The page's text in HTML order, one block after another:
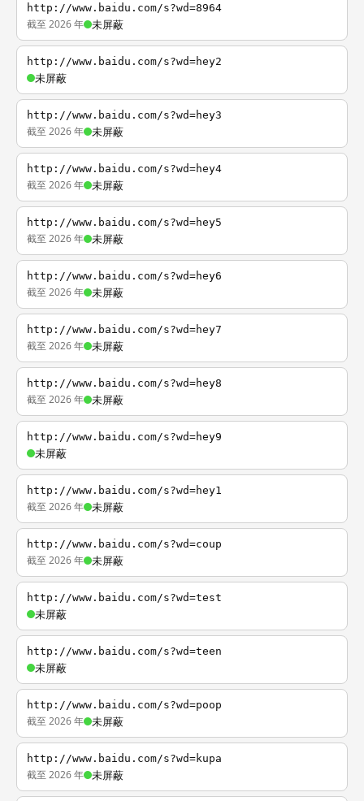
http://www.baidu.com/s?wd=8964
截至 2026 年 未屏蔽
http://www.baidu.com/s?wd=hey2
未屏蔽
http://www.baidu.com/s?wd=hey3
截至 2026 年 未屏蔽
http://www.baidu.com/s?wd=hey4
截至 2026 年 未屏蔽
http://www.baidu.com/s?wd=hey5
截至 2026 年 未屏蔽
http://www.baidu.com/s?wd=hey6
截至 2026 年 未屏蔽
http://www.baidu.com/s?wd=hey7
截至 2026 年 未屏蔽
http://www.baidu.com/s?wd=hey8
截至 2026 年 未屏蔽
http://www.baidu.com/s?wd=hey9
未屏蔽
http://www.baidu.com/s?wd=hey1
截至 2026 年 未屏蔽
http://www.baidu.com/s?wd=coup
截至 2026 年 未屏蔽
http://www.baidu.com/s?wd=test
未屏蔽
http://www.baidu.com/s?wd=teen
未屏蔽
http://www.baidu.com/s?wd=poop
截至 2026 年 未屏蔽
http://www.baidu.com/s?wd=kupa
截至 2026 年 未屏蔽